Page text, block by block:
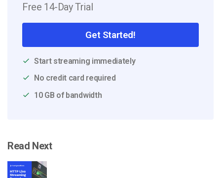
Free 14-Day Trial
Get Started!
Start streaming immediately
No credit card required
10 GB of bandwidth
Read Next